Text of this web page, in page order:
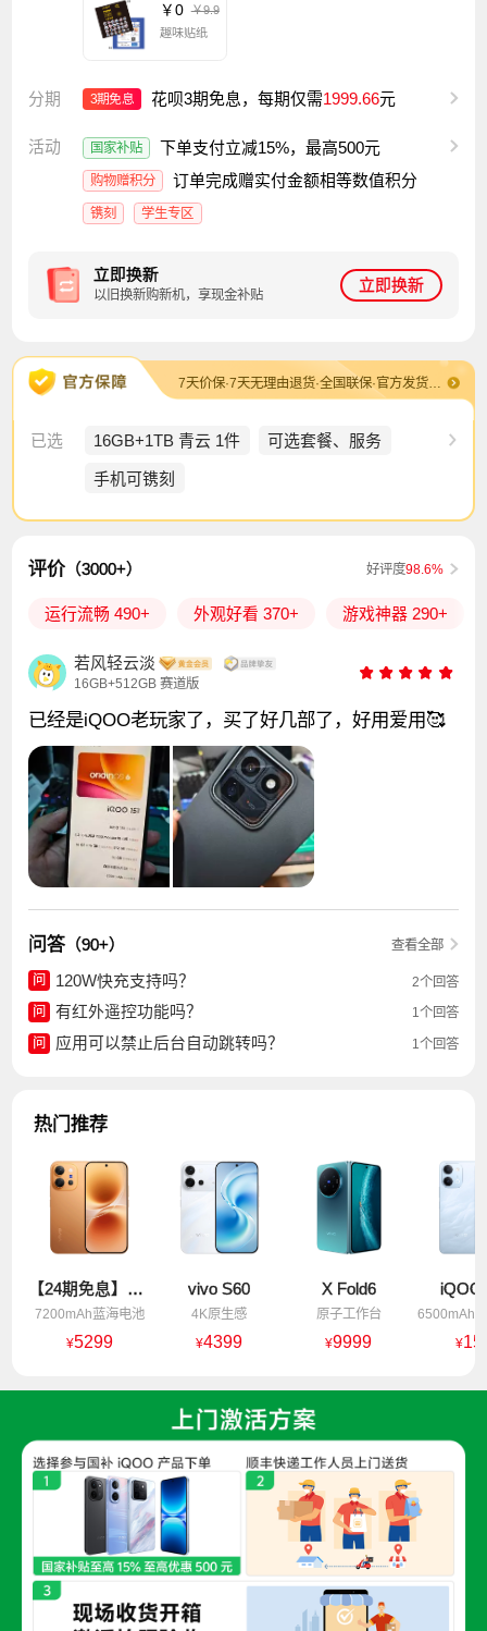
￥0 ￥9.9
趣味贴纸
分期 3期免息 花呗3期免息，每期仅需1999.66元
活动 国家补贴 下单支付立减15%，最高500元
购物赠积分 订单完成赠实付金额相等数值积分
镌刻 学生专区
立即换新
以旧换新购新机，享现金补贴
立即换新
7天价保·7天无理由退货·全国联保·官方发货及售后·退换货包运费
已选 16GB+1TB 青云 1件 可选套餐、服务
手机可镌刻
评价 （3000+） 好评度98.6%
运行流畅 490+ 外观好看 370+ 游戏神器 290+
若风轻云淡
16GB+512GB 赛道版
已经是iQOO老玩家了，买了好几部了，好用爱用🥰
问答 （90+） 查看全部
问 120W快充支持吗？
2个回答
问
有红外遥控功能吗？
1个回答
问
应用可以禁止后台自动跳转吗？ 1个回答
热门推荐
【24期免息】vivo X300 E
7200mAh蓝海电池
¥5299
vivo S60
4K原生感
¥4399
X Fold6
原子工作台
¥9999
iQOO
¥